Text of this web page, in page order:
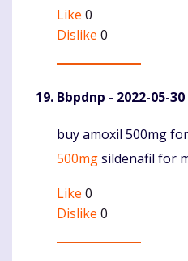
Like 0
Dislike 0
Bbpdnp - 2022-05-
Komentaras
buy amoxil 500mg
500mgsildenafil for
Like 0
Dislike 0